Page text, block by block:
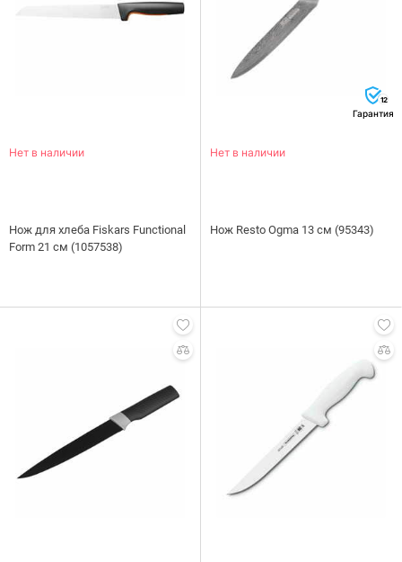
Нет в наличии
Нож для хлеба Fiskars Functional
Form 21 см (1057538)
12
Гарантия
Нет в наличии
Нож Resto Ogma 13 см (95343)